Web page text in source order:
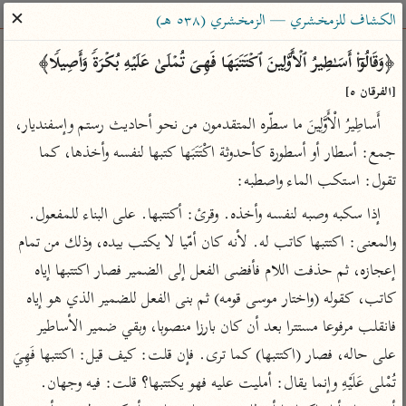
ساهم معنا في نشر القرآن والعلم الشرعي
الباحث القرآني
بحث مصاحف
Type 2 or more characters for results.
Type 1 or more
characters for results.
أمّهات
تفسير الطبري
تفسير ابن كثير
تفسير القرطبي
تفسير البغوي
عامّة
فتح البيان للقنوجي
فتح القدير للشوكاني
تفسير ابن جزي
موسوعات
معاصرة
الميسر
المختصر في
التفسير
تفسير السعدي
أيسر التفاسير
الكشاف للزمخشري — الزمخشري (٥٣٨ هـ)
✕
﴿وَقَالُوۤا۟ أَسَـٰطِیرُ ٱلۡأَوَّلِینَ ٱكۡتَتَبَهَا فَهِیَ تُمۡلَىٰ عَلَیۡهِ بُكۡرَةࣰ وَأَصِیلࣰا﴾
[الفرقان ٥]
تقول: استكب الماء واصطبه:
فانقلب مرفوعا مستترا بعد أن كان بارزا منصوبا، وبقي ضمير الأساطير